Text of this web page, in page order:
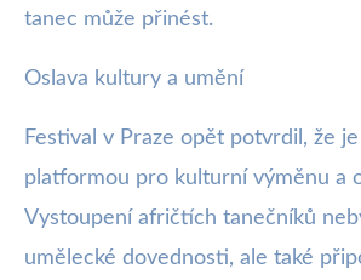
tanec může přinést.
Oslava kultury a umění
Festival v Praze opět potvrdil, že
platformou pro kulturní výměnu a
Vystoupení afričtích tanečníků
umělecké dovednosti, ale také